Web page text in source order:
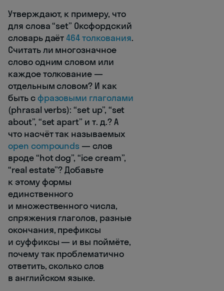
Утверждают, к примеру, что
для слова “set” Оксфордский
словарь даёт464 толкования.
Считать ли многозначное
слово одним словом или
каждое толкование —
отдельным словом? И как
быть сфразовыми глаголами
(phrasal verbs): “set up”, “set
about”, “set apart” и т. д.? А
что насчёт так называемых
open compounds — слов
вроде “hot dog”, “ice cream”,
“real estate”? Добавьте
к этому формы
единственного
и множественного числа,
спряжения глаголов, разные
окончания, префиксы
и суффиксы — и вы поймёте,
почему так проблематично
ответить, сколько слов
в английском языке.